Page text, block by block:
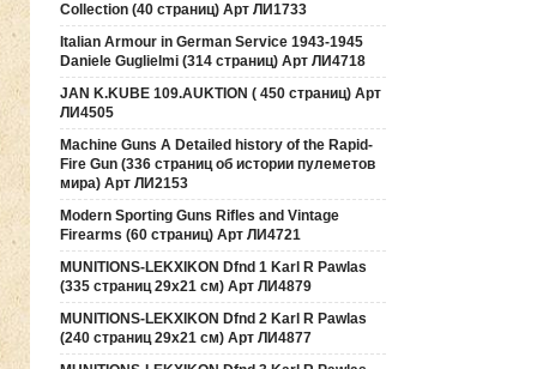
Collection (40 страниц) Арт ЛИ1733
Italian Armour in German Service 1943-1945
Daniele Guglielmi (314 страниц) Арт ЛИ4718
JAN K.KUBE 109.AUKTION ( 450 страниц) Арт
ЛИ4505
Machine Guns A Detailed history of the Rapid-
Fire Gun (336 страниц об истории пулеметов
мира) Арт ЛИ2153
Modern Sporting Guns Rifles and Vintage
Firearms (60 страниц) Арт ЛИ4721
MUNITIONS-LEKXIKON Dfnd 1 Karl R Pawlas
(335 страниц 29х21 см) Арт ЛИ4879
MUNITIONS-LEKXIKON Dfnd 2 Karl R Pawlas
(240 страниц 29х21 см) Арт ЛИ4877